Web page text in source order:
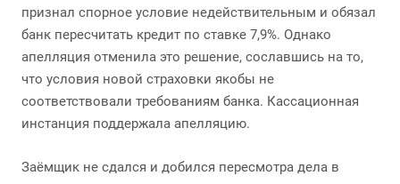
признал спорное условие недействительным и обязал
банк пересчитать кредит по ставке 7,9%. Однако
апелляция отменила это решение, сославшись на то,
что условия новой страховки якобы не
соответствовали требованиям банка. Кассационная
инстанция поддержала апелляцию.
Заёмщик не сдался и добился пересмотра дела в